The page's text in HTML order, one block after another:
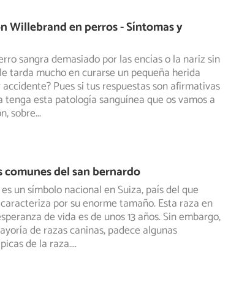
Willebrand en perros - Síntomas y
sangra demasiado por las encías o la nariz sin
tarda mucho en curarse un pequeña herida
Pues si tus respuestas son afirmativas
esta patología sanguínea que os vamos a
sobre...
comunes del san bernardo
un símbolo nacional en Suiza, país del que
por su enorme tamaño. Esta raza en
de vida es de unos 13 años. Sin embargo,
de razas caninas, padece algunas
de la raza....